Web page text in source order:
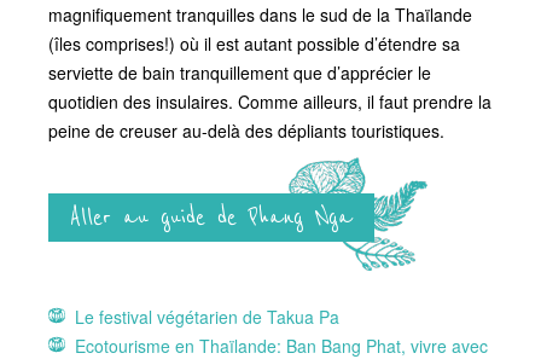
magnifiquement tranquilles dans le sud de la Thaïlande
(îles comprises!) où il est autant possible d’étendre sa
serviette de bain tranquillement que d’apprécier le
quotidien des insulaires. Comme ailleurs, il faut prendre la
peine de creuser au-delà des dépliants touristiques.
Aller au guide de Phang Nga
Le festival végétarien de Takua Pa
Ecotourisme en Thaïlande: Ban Bang Phat, vivre avec